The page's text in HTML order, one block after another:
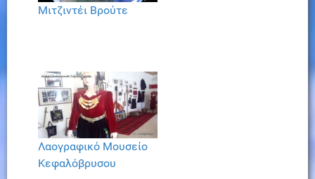
Μιτζιντέι Βρούτε
Λαογραφικό Μουσείο
Κεφαλόβρυσου